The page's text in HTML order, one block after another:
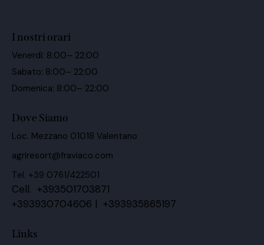
I nostri orari
Venerdì: 8:00– 22:00
Sabato: 8:00– 22:00
Domenica: 8:00– 22:00
Dove Siamo
Loc. Mezzano 01018 Valentano
agriresort@fraviaco.com
Tel. +39 0761/422501
Cell. +393501703871
+393930704606 | +393935865197
Links